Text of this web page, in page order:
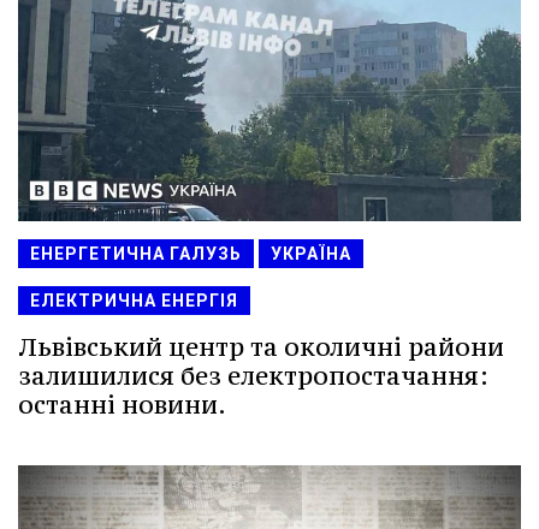
ЕНЕРГЕТИЧНА ГАЛУЗЬ УКРАЇНА
ЕЛЕКТРИЧНА ЕНЕРГІЯ
Львівський центр та околичні райони
залишилися без електропостачання:
останні новини.